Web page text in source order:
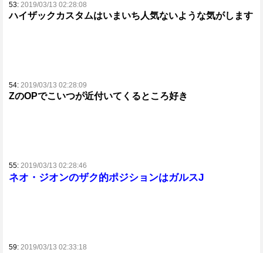
53: 2019/03/13 02:28:08
ハイザックカスタムはいまいち人気ないような気がします
54: 2019/03/13 02:28:09
ΖのOPでこいつが近付いてくるところ好き
55: 2019/03/13 02:28:46
ネオ・ジオンのザク的ポジションはガルスJ
59: 2019/03/13 02:33:18